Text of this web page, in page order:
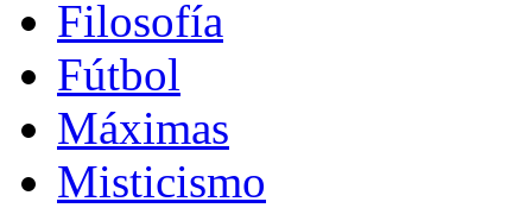
Filosofía
Fútbol
Máximas
Misticismo